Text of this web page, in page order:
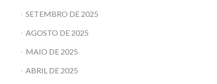
SETEMBRO DE 2025
AGOSTO DE 2025
MAIO DE 2025
ABRIL DE 2025